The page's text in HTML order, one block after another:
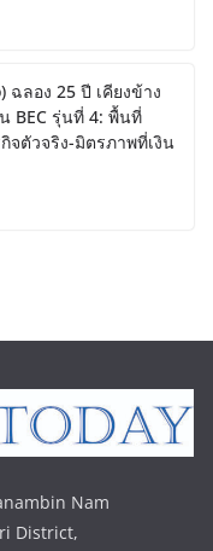
ฉลอง 25 ปี เคียงข้าง
BEC รุ่นที่ 4: พื้นที่
จตัวจริง-มิตรภาพที่เงิน
Nam
District,